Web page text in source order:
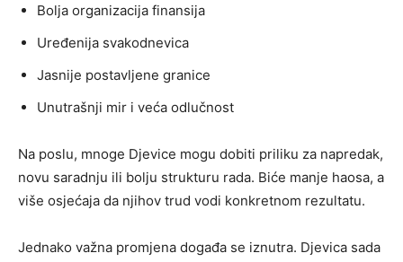
Bolja organizacija finansija
Uređenija svakodnevica
Jasnije postavljene granice
Unutrašnji mir i veća odlučnost
Na poslu, mnoge Djevice mogu dobiti priliku za napredak,
novu saradnju ili bolju strukturu rada. Biće manje haosa, a
više osjećaja da njihov trud vodi konkretnom rezultatu.
Jednako važna promjena događa se iznutra. Djevica sada